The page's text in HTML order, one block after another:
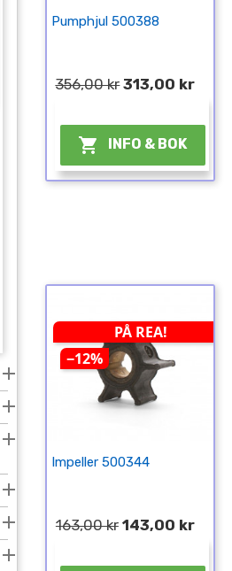






Pumphjul 500388
356,00 kr 313,00 kr
 INFO & BOK
PÅ REA!
−12%
Impeller 500344
163,00 kr 143,00 kr